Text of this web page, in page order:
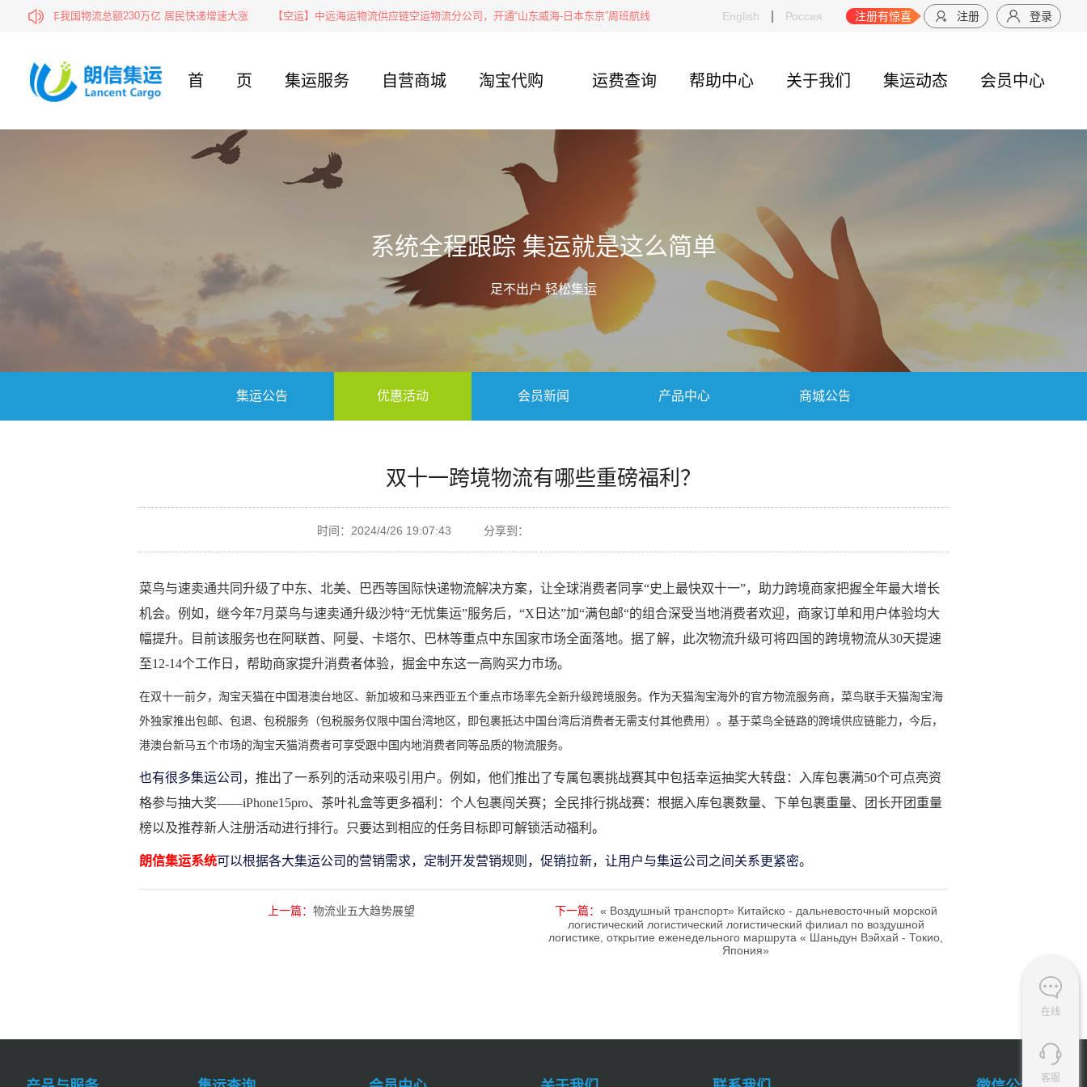
2016年我国物流总额230万亿 居民快递增速大涨 【空运】中远海运物流供应链空运物流分公司，开通“山东威海-日本东京”周班航线 集运宝典｜邮寄零食到国外，国际快递如何选？包裹重量怎么计算？ 手机邮寄到德国用
English Россия 注册有惊喜 注册 登录
首页 集运服务 自营商城 淘宝代购 运费查询 帮助中心 关于我们 集运动态 会员中心
系统全程跟踪 集运就是这么简单
足不出户 轻松集运
集运公告 优惠活动 会员新闻 产品中心 商城公告
双十一跨境物流有哪些重磅福利？
时间：2024/4/26 19:07:43 分享到：
菜鸟与速卖通共同升级了中东、北美、巴西等国际快递物流解决方案，让全球消费者同享“史上最快双十一”，助力跨境商家把握全年最大增长
机会。例如，继今年7月菜鸟与速卖通升级沙特“无忧集运”服务后，“X日达”加“满包邮“的组合深受当地消费者欢迎，商家订单和用户体验均大
幅提升。目前该服务也在阿联酋、阿曼、卡塔尔、巴林等重点中东国家市场全面落地。据了解，此次物流升级可将四国的跨境物流从30天提速
至12-14个工作日，帮助商家提升消费者体验，掘金中东这一高购买力市场。
在双十一前夕，淘宝天猫在中国港澳台地区、新加坡和马来西亚五个重点市场率先全新升级跨境服务。作为天猫淘宝海外的官方物流服务商，菜鸟联手天猫淘宝海
外独家推出包邮、包退、包税服务（包税服务仅限中国台湾地区，即包裹抵达中国台湾后消费者无需支付其他费用）。基于菜鸟全链路的跨境供应链能力，今后，
港澳台新马五个市场的淘宝天猫消费者可享受跟中国内地消费者同等品质的物流服务。
也有很多集运公司， 推出了一系列的活动来吸引用户。例如，他们推出了专属包裹挑战赛其中包括幸运抽奖大转盘：入库包裹满50个可点亮资
格参与抽大奖——iPhone15pro、茶叶礼盒等更多福利：个人包裹闯关赛；全民排行挑战赛：根据入库包裹数量、下单包裹重量、团长开团重量
榜以及推荐新人注册活动进行排行。只要达到相应的任务目标即可解锁活动福利 。
朗信集运系统可以根据各大集运公司的营销需求，定制开发营销规则，促销拉新，让用户与集运公司之间关系更紧密。
上一篇： 物流业五大趋势展望 下一篇： « Воздушный транспорт» Китайско - дальневосточный морской
логистический логистический логистический филиал по воздушной
логистике, открытие еженедельного маршрута « Шаньдун Вэйхай - Токио,
Япония»
在线
客服